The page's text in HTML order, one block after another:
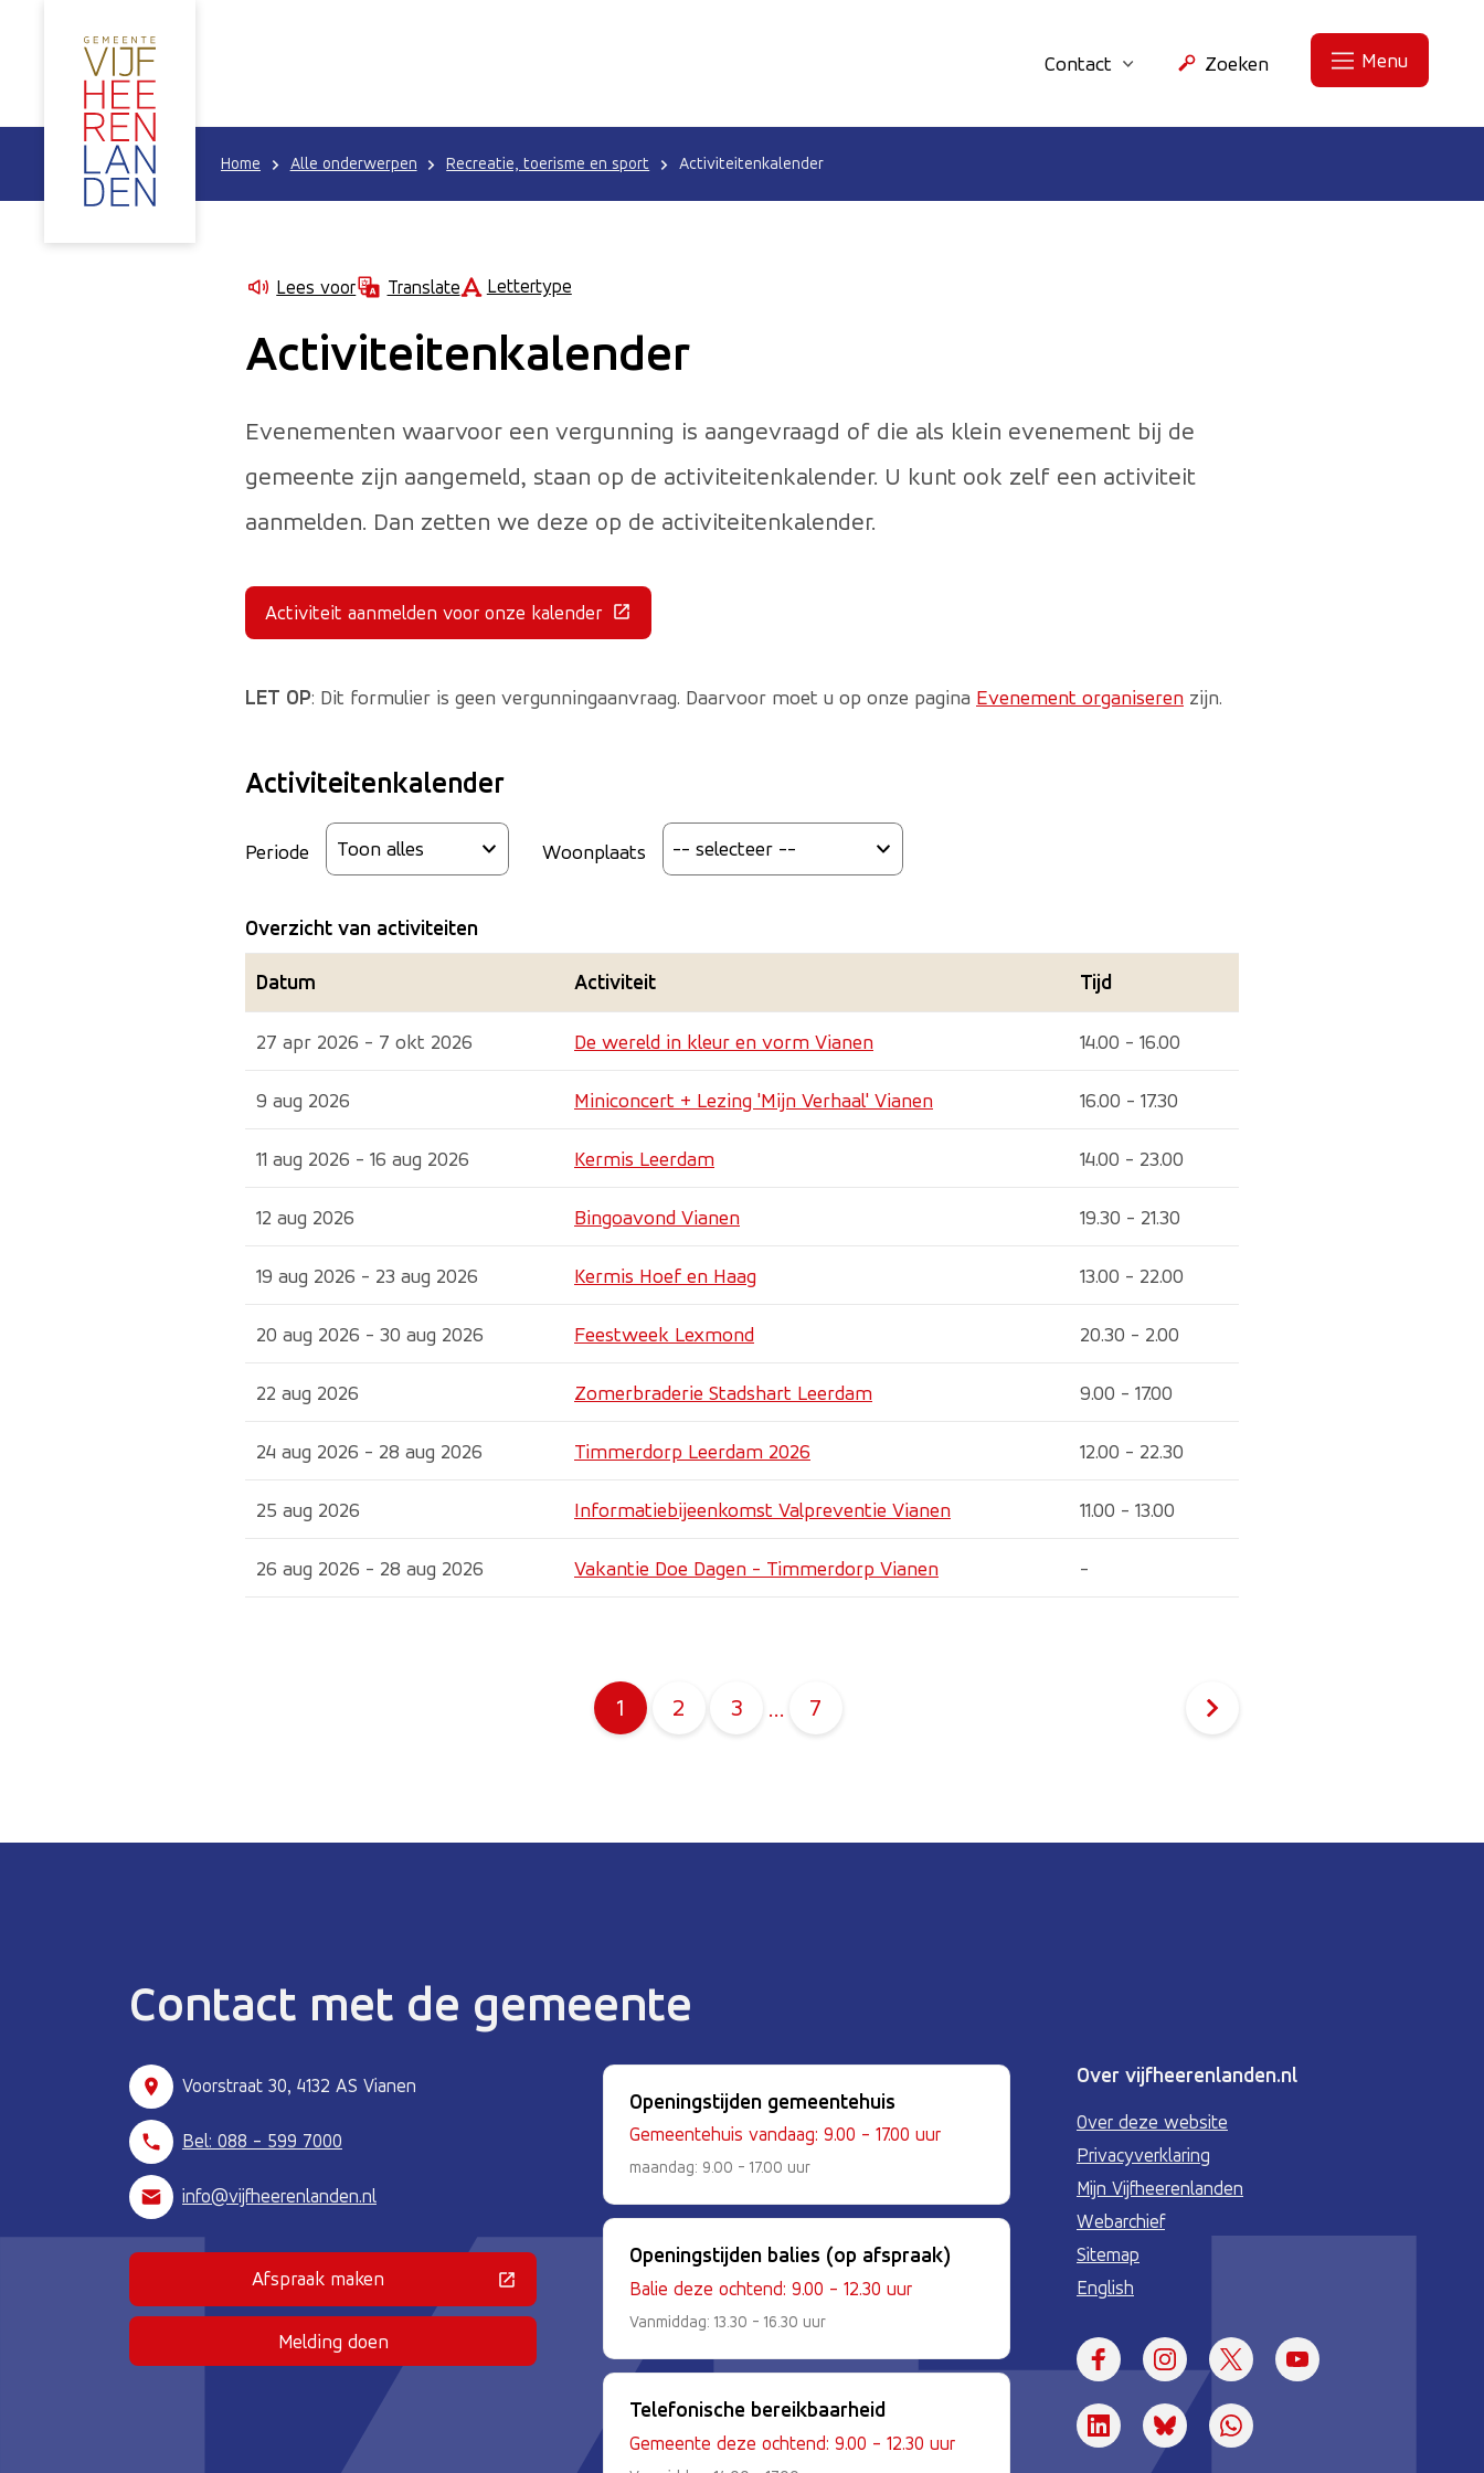
Contact Zoeken Menu
Home Alle onderwerpen Recreatie, toerisme en sport Activiteitenkalender
Lees voor Translate Lettertype
Activiteitenkalender
Evenementen waarvoor een vergunning is aangevraagd of die als klein evenement bij de
gemeente zijn aangemeld, staan op de activiteitenkalender. U kunt ook zelf een activiteit
aanmelden. Dan zetten we deze op de activiteitenkalender.
Activiteit aanmelden voor onze kalender(Deze link gaat naar een externe website)
LET OP: Dit formulier is geen vergunningaanvraag. Daarvoor moet u op onze pagina Evenement organiseren zijn.
Activiteitenkalender
Periode Woonplaats
Overzicht van activiteiten
Datum Activiteit Tijd
27 apr 2026 - 7 okt 2026 De wereld in kleur en vorm Vianen 14.00 - 16.00
9 aug 2026 Miniconcert + Lezing 'Mijn Verhaal' Vianen 16.00 - 17.30
11 aug 2026 - 16 aug 2026 Kermis Leerdam 14.00 - 23.00
12 aug 2026 Bingoavond Vianen 19.30 - 21.30
19 aug 2026 - 23 aug 2026 Kermis Hoef en Haag 13.00 - 22.00
20 aug 2026 - 30 aug 2026 Feestweek Lexmond 20.30 - 2.00
22 aug 2026 Zomerbraderie Stadshart Leerdam 9.00 - 17.00
24 aug 2026 - 28 aug 2026 Timmerdorp Leerdam 2026 12.00 - 22.30
25 aug 2026 Informatiebijeenkomst Valpreventie Vianen 11.00 - 13.00
26 aug 2026 - 28 aug 2026 Vakantie Doe Dagen - Timmerdorp Vianen -
1 2 3 … 7
Contact met de gemeente
Voorstraat 30, 4132 AS Vianen
Bel: 088 - 599 7000
info@vijfheerenlanden.nl
Afspraak maken(Deze link gaat naar een externe website)
Melding doen
Openingstijden gemeentehuis
Gemeentehuis vandaag: 9.00 - 17.00 uur
maandag: 9.00 - 17.00 uur
Openingstijden balies (op afspraak)
Balie deze ochtend: 9.00 - 12.30 uur
Vanmiddag: 13.30 - 16.30 uur
Telefonische bereikbaarheid
Gemeente deze ochtend: 9.00 - 12.30 uur
Over vijfheerenlanden.nl
Over deze website
Privacyverklaring
Mijn Vijfheerenlanden
Webarchief
Sitemap
English